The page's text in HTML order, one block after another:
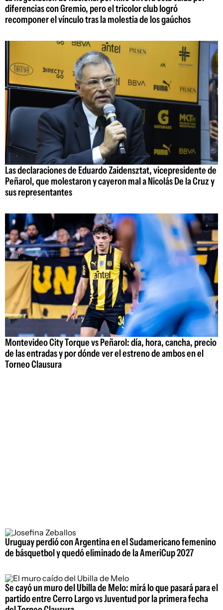
diferencias con Gremio, pero el tricolor club logró
recomponer el vínculo tras la molestia de los gaúchos
Las declaraciones de Eduardo Zaidensztat, vicepresidente de
Peñarol, que molestaron y cayeron mal a Nicolás De la Cruz y
sus representantes
Montevideo City Torque vs Peñarol: día, hora, cancha, precio
de las entradas y por dónde ver el estreno de ambos en el
Torneo Clausura
Uruguay perdió con Argentina en el Sudamericano femenino
de básquetbol y quedó eliminado de la AmeriCup 2027
Se cayó un muro del Ubilla de Melo: mirá lo que pasará para el
partido entre Cerro Largo vs Juventud por la primera fecha